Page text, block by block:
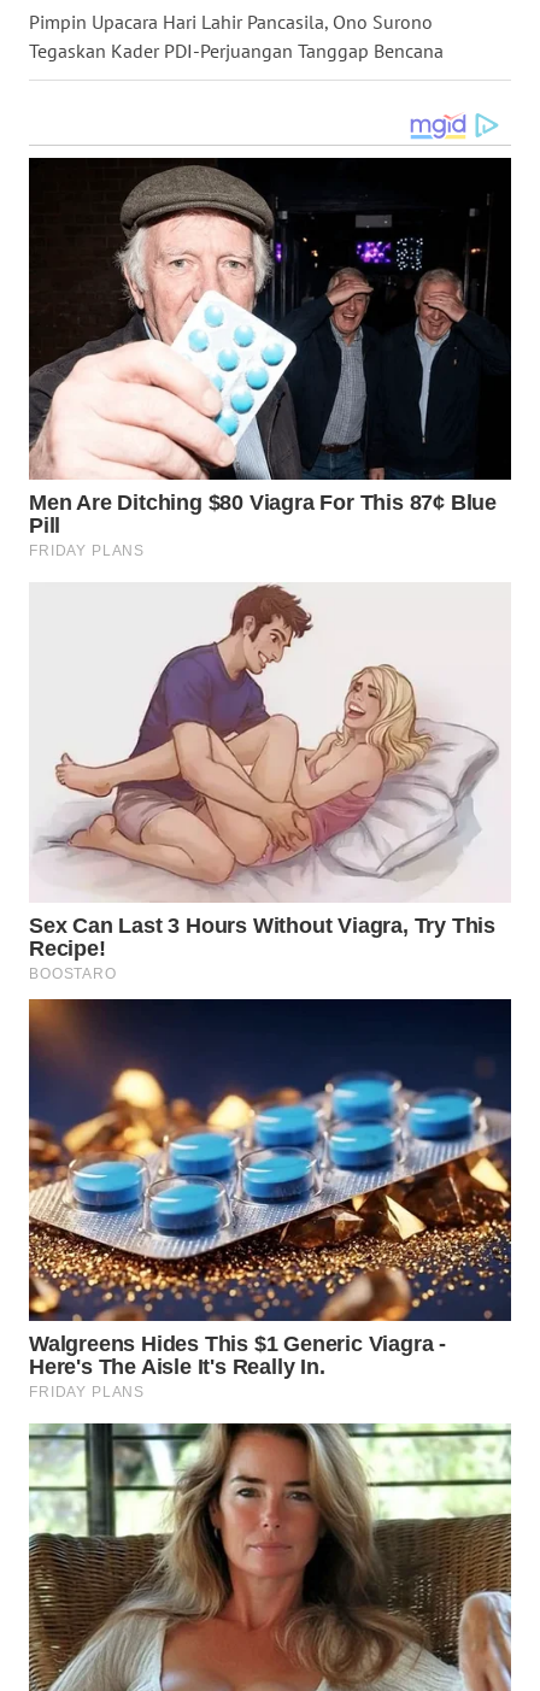
Pimpin Upacara Hari Lahir Pancasila, Ono Surono
Tegaskan Kader PDI-Perjuangan Tanggap Bencana
WN
BALI
WN
KALSEL
KALTIM
WN
SULUT
WN
MALUKU
WN
MALUT
WN
DANAU
TOBA
WN
NIAS
WN
LANGKAT
WN
TAPANULI
SELATAN
WN
TANJUNG
LESUNG
WN
KARO